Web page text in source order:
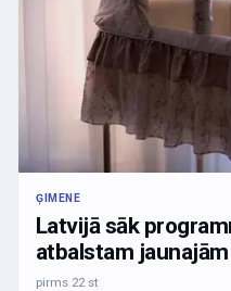
ĢIMENE
Latvijā sāk
atbalstam
pirms 22 st